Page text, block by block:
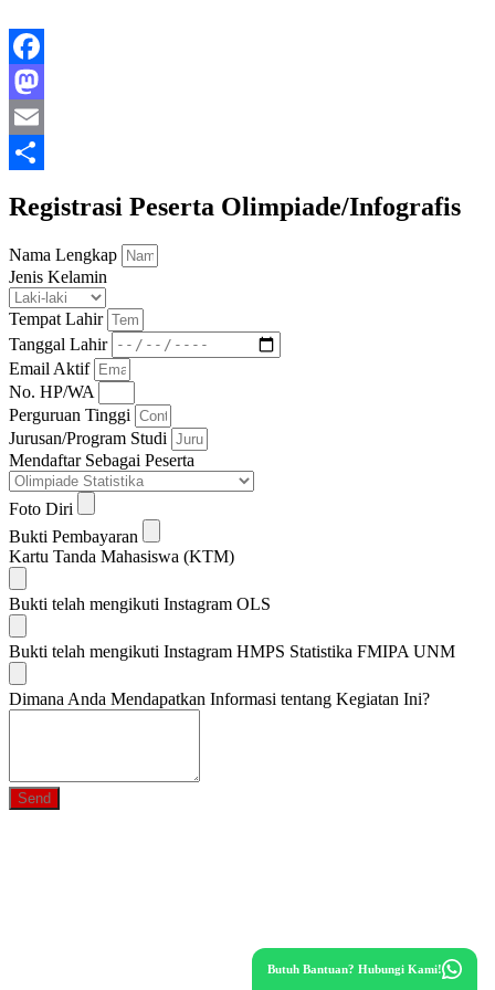
Facebook
Mastodon
Email
Registrasi Peserta Olimpiade/Infografis
Nama Lengkap
Jenis Kelamin
Tempat Lahir
Tanggal Lahir
Email Aktif
No. HP/WA
Perguruan Tinggi
Jurusan/Program Studi
Mendaftar Sebagai Peserta
Foto Diri
Bukti Pembayaran
Kartu Tanda Mahasiswa (KTM)
Bukti telah mengikuti Instagram OLS
Bukti telah mengikuti Instagram HMPS Statistika FMIPA UNM
Dimana Anda Mendapatkan Informasi tentang Kegiatan Ini?
Send
Butuh Bantuan? Hubungi Kami!